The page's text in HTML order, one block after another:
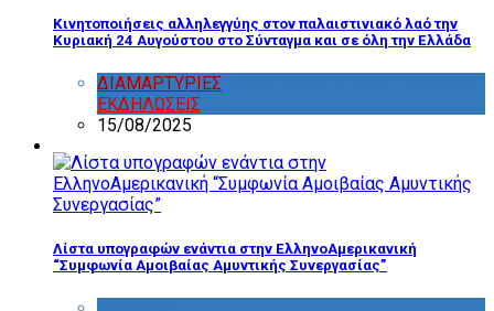
Κινητοποιήσεις αλληλεγγύης στον παλαιστινιακό λαό την
Κυριακή 24 Αυγούστου στο Σύνταγμα και σε όλη την Ελλάδα
ΔΙΑΜΑΡΤΥΡΙΕΣ
ΕΚΔΗΛΩΣΕΙΣ
15/08/2025
Λίστα υπογραφών ενάντια στην ΕλληνοΑμερικανική
“Συμφωνία Αμοιβαίας Αμυντικής Συνεργασίας”